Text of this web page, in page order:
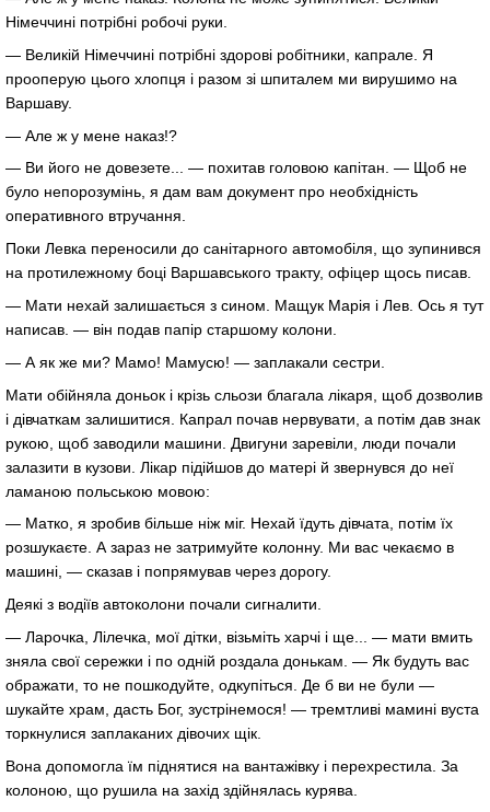
Німеччині потрібні робочі руки.
— Великій Німеччині потрібні здорові робітники, капрале. Я
прооперую цього хлопця і разом зі шпиталем ми вирушимо на
Варшаву.
— Але ж у мене наказ!?
— Ви його не довезете... — похитав головою капітан. — Щоб не
було непорозумінь, я дам вам документ про необхідність
оперативного втручання.
Поки Левка переносили до санітарного автомобіля, що зупинився
на протилежному боці Варшавського тракту, офіцер щось писав.
— Мати нехай залишається з сином. Мащук Марія і Лев. Ось я тут
написав. — він подав папір старшому колони.
— А як же ми? Мамо! Мамусю! — заплакали сестри.
Мати обійняла доньок і крізь сльози благала лікаря, щоб дозволив
і дівчаткам залишитися. Капрал почав нервувати, а потім дав знак
рукою, щоб заводили машини. Двигуни заревіли, люди почали
залазити в кузови. Лікар підійшов до матері й звернувся до неї
ламаною польською мовою:
— Матко, я зробив більше ніж міг. Нехай їдуть дівчата, потім їх
розшукаєте. А зараз не затримуйте колонну. Ми вас чекаємо в
машині, — сказав і попрямував через дорогу.
Деякі з водіїв автоколони почали сигналити.
— Ларочка, Лілечка, мої дітки, візьміть харчі і ще... — мати вмить
зняла свої сережки і по одній роздала донькам. — Як будуть вас
ображати, то не пошкодуйте, одкупіться. Де б ви не були —
шукайте храм, дасть Бог, зустрінемося! — тремтливі мамині вуста
торкнулися заплаканих дівочих щік.
Вона допомогла їм піднятися на вантажівку і перехрестила. За
колоною, що рушила на захід здійнялась курява.